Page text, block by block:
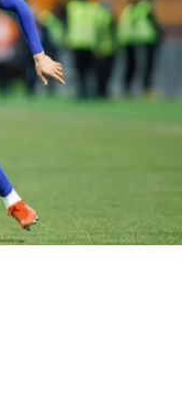
13, 2023
Gaúcho,
pelo título
a necessidade de
entanto, após o
e as